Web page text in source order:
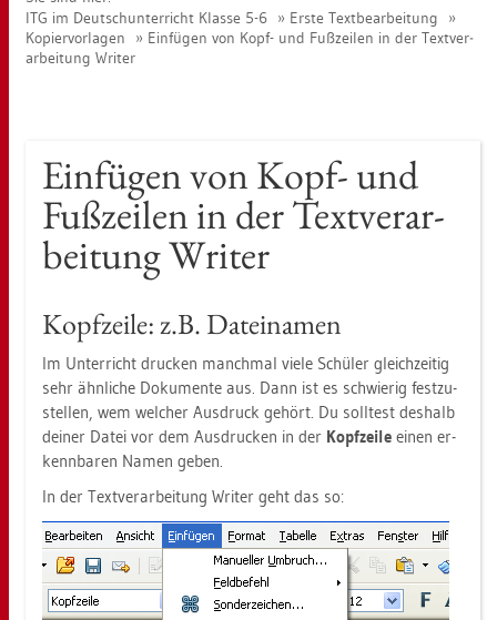
ITG im Deutsch­un­ter­richt Klas­se 5-6
Erste Text­be­ar­bei­tung
Ko­pier­vor­la­gen
Ein­fü­gen von Kopf- und Fuß­zei­len in der Text­ver­
ar­bei­tung Wri­ter
Ein­fü­gen von Kopf- und
Fuß­zei­len in der Text­ver­ar­
bei­tung Wri­ter
Kopf­zei­le: z.B. Da­tei­na­men
Im Un­ter­richt dru­cken manch­mal viele Schü­ler gleich­zei­tig
sehr ähn­li­che Do­ku­men­te aus. Dann ist es schwie­rig fest­zu­
stel­len, wem wel­cher Aus­druck ge­hört. Du soll­test des­halb
dei­ner Datei vor dem Aus­dru­cken in der Kopf­zei­le einen er­
kenn­ba­ren Namen geben.
In der Text­ver­ar­bei­tung Wri­ter geht das so: